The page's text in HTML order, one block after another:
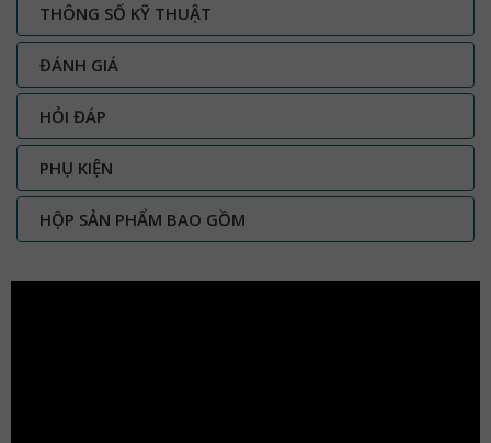
THÔNG SỐ KỸ THUẬT
ĐÁNH GIÁ
HỎI ĐÁP
PHỤ KIỆN
HỘP SẢN PHẨM BAO GỒM